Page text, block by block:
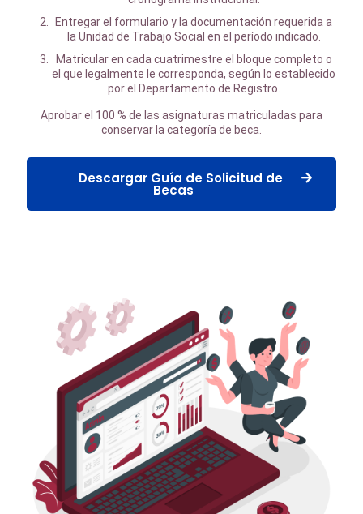
Entregar el formulario y la documentación requerida a
la Unidad de Trabajo Social en el período indicado.
Matricular en cada cuatrimestre el bloque completo o
el que legalmente le corresponda, según lo establecido
por el Departamento de Registro.
Aprobar el 100 % de las asignaturas matriculadas para
conservar la categoría de beca.
Descargar Guía de Solicitud de
Becas